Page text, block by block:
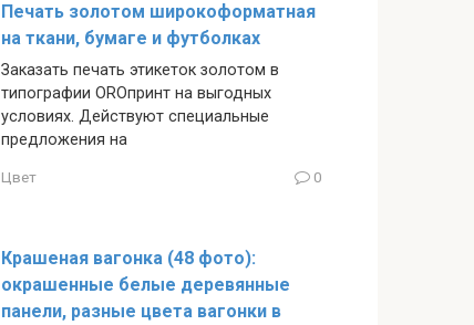
Печать золотом широкоформатная
на ткани, бумаге и футболках
Заказать печать этикеток золотом в
типографии OROпринт на выгодных
условиях. Действуют специальные
предложения на
Цвет 0
Крашеная вагонка (48 фото):
окрашенные белые деревянные
панели, разные цвета вагонки в